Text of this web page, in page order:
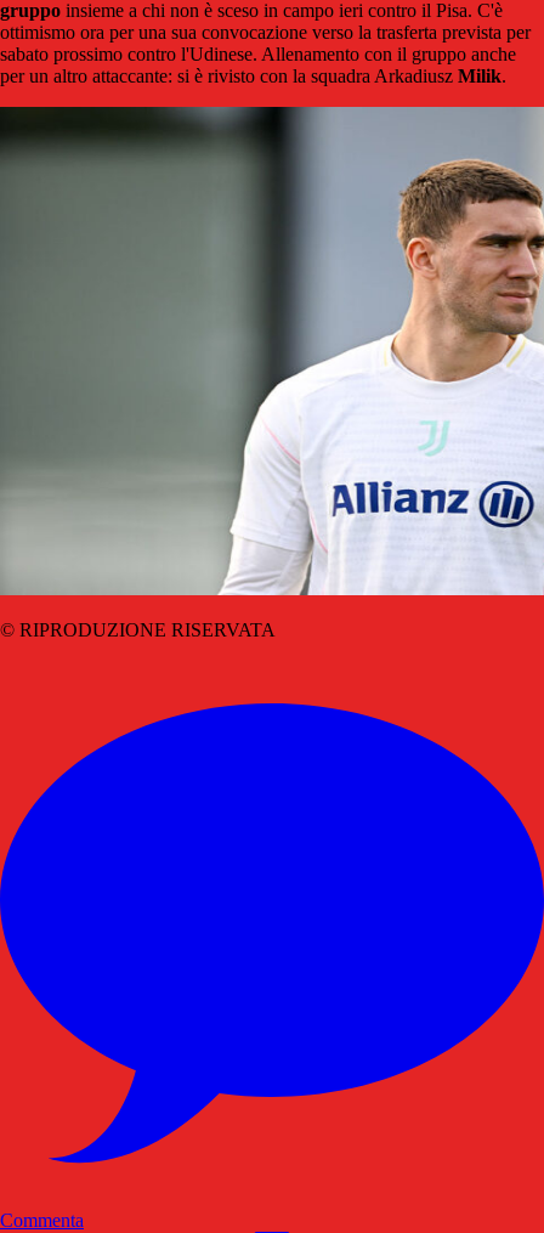
gruppo insieme a chi non è sceso in campo ieri contro il Pisa. C'è
ottimismo ora per una sua convocazione verso la trasferta prevista per
sabato prossimo contro l'Udinese. Allenamento con il gruppo anche
per un altro attaccante: si è rivisto con la squadra Arkadiusz Milik.
© RIPRODUZIONE RISERVATA
Commenta